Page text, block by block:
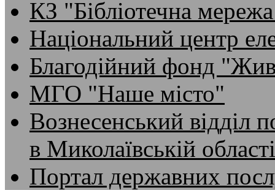
КЗ "Бібліотечна
Національний центр
Благодійний фонд
МГО "Наше місто"
Вознесенський відділ
в Миколаївській області
Портал державних